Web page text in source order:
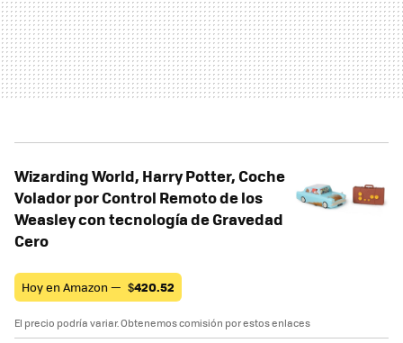
Wizarding World, Harry Potter, Coche
Volador por Control Remoto de los
Weasley con tecnología de Gravedad
Cero
Hoy en Amazon — $420.52
El precio podría variar. Obtenemos comisión por estos enlaces